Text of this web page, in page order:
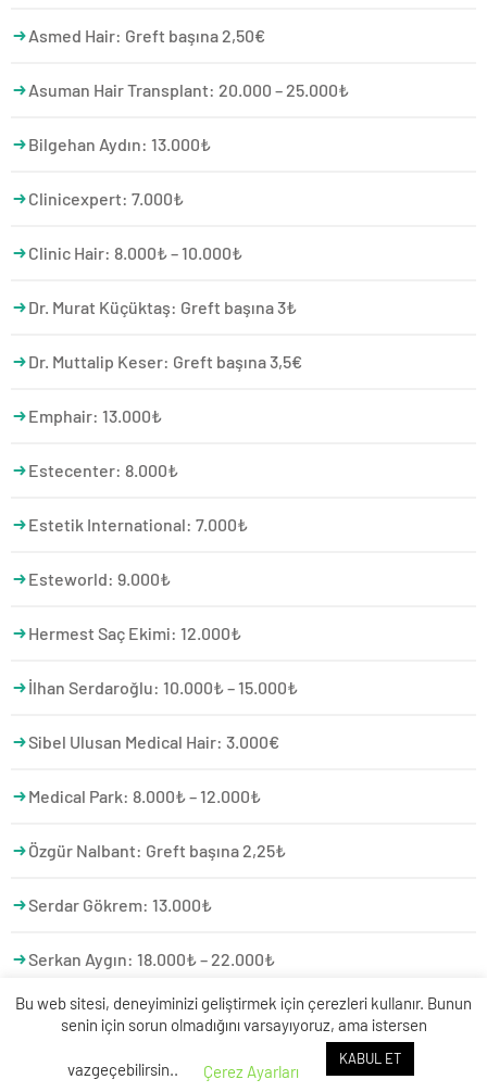
Asmed Hair: Greft başına 2,50€
Asuman Hair Transplant: 20.000 – 25.000₺
Bilgehan Aydın: 13.000₺
Clinicexpert: 7.000₺
Clinic Hair: 8.000₺ – 10.000₺
Dr. Murat Küçüktaş: Greft başına 3₺
Dr. Muttalip Keser: Greft başına 3,5€
Emphair: 13.000₺
Estecenter: 8.000₺
Estetik International: 7.000₺
Esteworld: 9.000₺
Hermest Saç Ekimi: 12.000₺
İlhan Serdaroğlu: 10.000₺ – 15.000₺
Sibel Ulusan Medical Hair: 3.000€
Medical Park: 8.000₺ – 12.000₺
Özgür Nalbant: Greft başına 2,25₺
Serdar Gökrem: 13.000₺
Serkan Aygın: 18.000₺ – 22.000₺
Şahin Çelik: 13.000₺
Zekeriya Kul: Greft başına 1€
Bu web sitesi, deneyiminizi geliştirmek için çerezleri kullanır. Bunun
senin için sorun olmadığını varsayıyoruz, ama istersen
vazgeçebilirsin.. Çerez Ayarları
KABUL ET